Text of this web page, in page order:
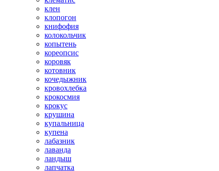
клен
клопогон
книфофия
колокольчик
копытень
кореопсис
коровяк
котовник
кочедыжник
кровохлебка
крокосмия
крокус
крушина
купальница
купена
лабазник
лаванда
ландыш
лапчатка